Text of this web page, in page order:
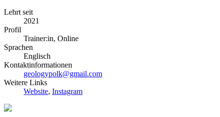
Lehrt seit
2021
Profil
Trainer:in, Online
Sprachen
Englisch
Kontaktinformationen
geologypolk@gmail.com
Weitere Links
Website, Instagram